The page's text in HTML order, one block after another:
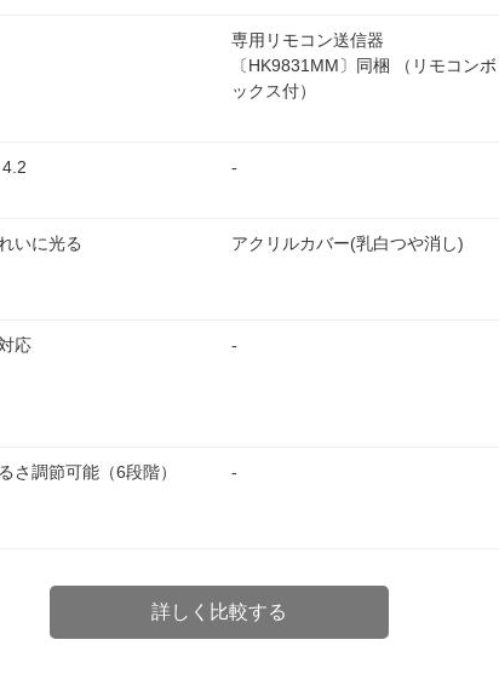
いに光る
応
さ調節可能（6段階）
専用リモコン送信器
〔HK9831MM〕同梱 （リモコンボ
ックス付）
-
アクリルカバー(乳白つや消し)
-
-
詳しく比較する